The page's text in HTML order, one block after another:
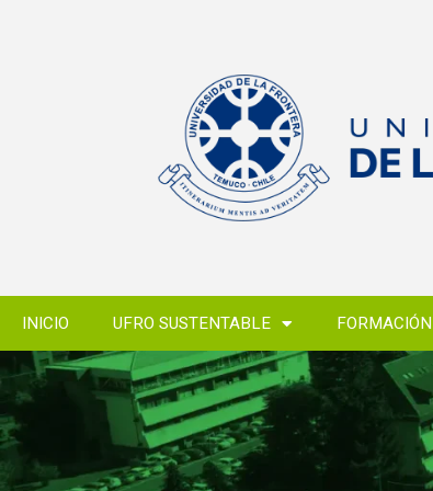
INICIO UFRO SUSTENTABLE FORMACIÓN